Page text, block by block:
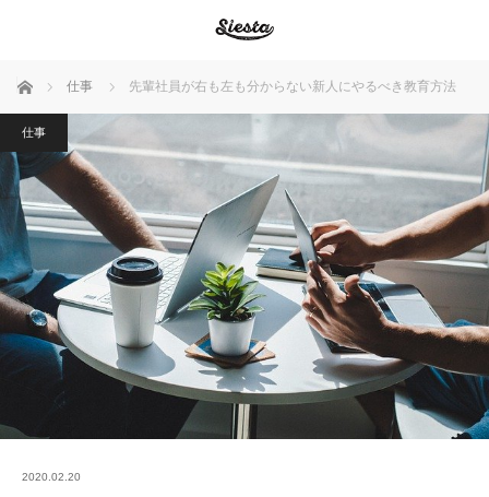
ホーム 仕事 先輩社員が右も左も分からない新人にやるべき教育方法
仕事
2020.02.20